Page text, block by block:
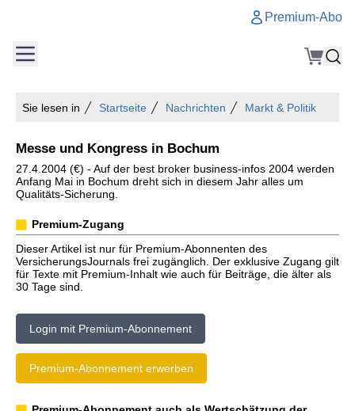
Premium-Abo
Sie lesen in Startseite Nachrichten Markt & Politik
Messe und Kongress in Bochum
27.4.2004 (€) - Auf der best broker business-infos 2004 werden
Anfang Mai in Bochum dreht sich in diesem Jahr alles um
Qualitäts-Sicherung.
Premium-Zugang
Dieser Artikel ist nur für Premium-Abonnenten des
VersicherungsJournals frei zugänglich. Der exklusive Zugang gilt
für Texte mit Premium-Inhalt wie auch für Beiträge, die älter als
30 Tage sind.
Login mit Premium-Abonnement
Premium-Abonnement erwerben